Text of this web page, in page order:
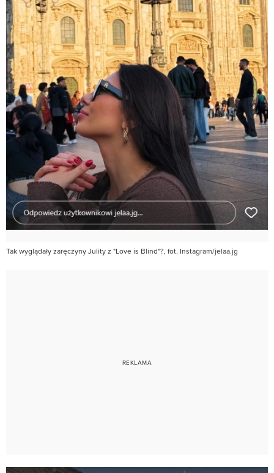
Tak wyglądały zaręczyny Julity z "Love is Blind"?, fot. Instagram/jelaa.jg